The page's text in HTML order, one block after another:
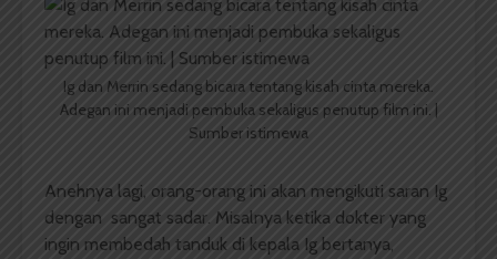
Ig dan Merrin sedang bicara tentang kisah cinta mereka.
Adegan ini menjadi pembuka sekaligus penutup film ini. |
Sumber istimewa
Anehnya lagi, orang-orang ini akan mengikuti saran Ig
dengan sangat sadar. Misalnya ketika dokter yang
ingin membedah tanduk di kepala Ig bertanya,